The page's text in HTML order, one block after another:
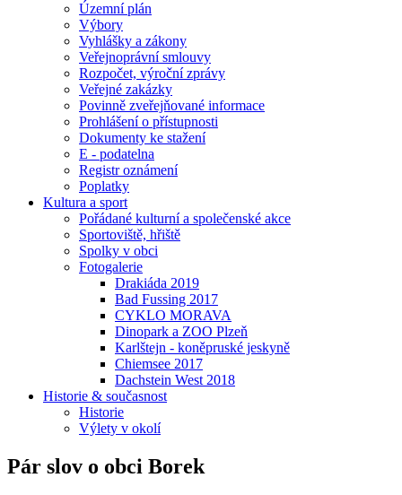
Územní plán
Výbory
Vyhlášky a zákony
Veřejnoprávní smlouvy
Rozpočet, výroční zprávy
Veřejné zakázky
Povinně zveřejňované informace
Prohlášení o přístupnosti
Dokumenty ke stažení
E - podatelna
Registr oznámení
Poplatky
Kultura a sport
Pořádané kulturní a společenské akce
Sportoviště, hřiště
Spolky v obci
Fotogalerie
Drakiáda 2019
Bad Fussing 2017
CYKLO MORAVA
Dinopark a ZOO Plzeň
Karlštejn - koněpruské jeskyně
Chiemsee 2017
Dachstein West 2018
Historie & současnost
Historie
Výlety v okolí
Pár slov o obci Borek